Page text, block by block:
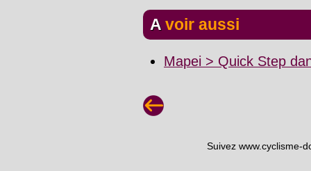
A voir aussi
Mapei > Quick Step
Suivez www.cyclisme-